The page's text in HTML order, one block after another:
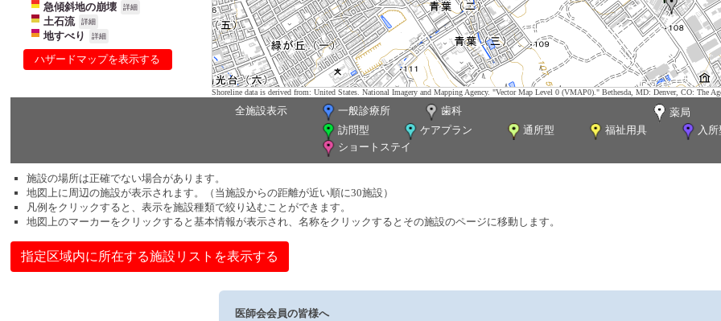
急傾斜地の崩壊
詳細
土石流 詳細
地すべり 詳細
ハザードマップを表示する
Shoreline data is derived from: United States. National Imagery and Mapping Agency. "Vector Map Level 0 (VMAP0)." Bethesda, MD: Denver, CO: The
全施設表示 一般診療所 歯科
薬局
訪問型
ケアプラン 通所型 福祉用具
入所
ショートステイ
施設の場所は正確でない場合があります。
地図上に周辺の施設が表示されます。（当施設からの距離が近い順に30施設）
凡例をクリックすると、表示を施設種類で絞り込むことができます。
地図上のマーカーをクリックすると基本情報が表示され、名称をクリックするとその施設のページに移動します。
指定区域内に所在する施設リストを表示する
医師会会員の皆様へ